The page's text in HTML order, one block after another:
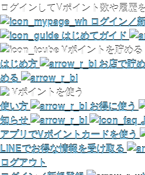
ログインしてVポイント数や履歴
ログイン／
はじめてガイド
Vポイントを貯める
はじめ方
お店で貯
める
Vポイントを使う
使い方
お得に使う
知らせ
アプリでVポイントカードを使う
LINEでお得な情報を受け取る
ログアウト